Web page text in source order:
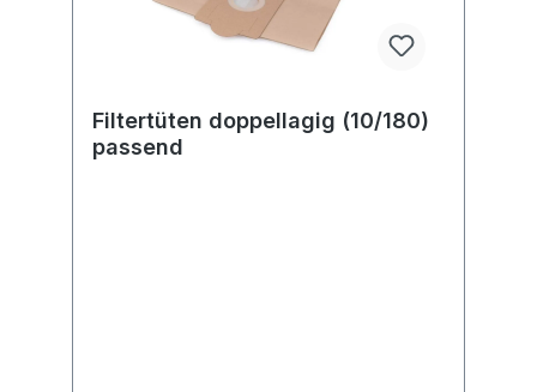
Filtertüten doppellagig (10/180)
passend